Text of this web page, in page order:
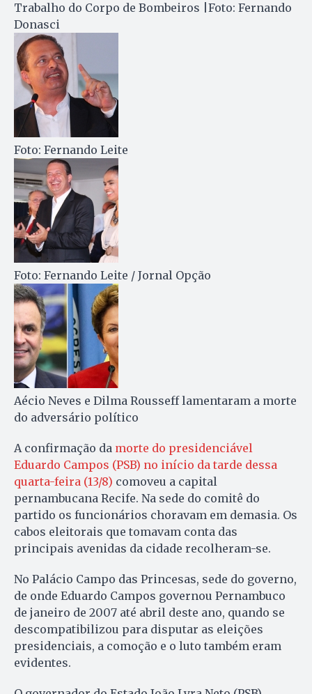
Trabalho do Corpo de Bombeiros |Foto: Fernando
Donasci
Foto: Fernando Leite
Foto: Fernando Leite / Jornal Opção
Aécio Neves e Dilma Rousseff lamentaram a morte
do adversário político
A confirmação da morte do presidenciável
Eduardo Campos (PSB) no início da tarde dessa
quarta-feira (13/8) comoveu a capital
pernambucana Recife. Na sede do comitê do
partido os funcionários choravam em demasia. Os
cabos eleitorais que tomavam conta das
principais avenidas da cidade recolheram-se.
No Palácio Campo das Princesas, sede do governo,
de onde Eduardo Campos governou Pernambuco
de janeiro de 2007 até abril deste ano, quando se
descompatibilizou para disputar as eleições
presidenciais, a comoção e o luto também eram
evidentes.